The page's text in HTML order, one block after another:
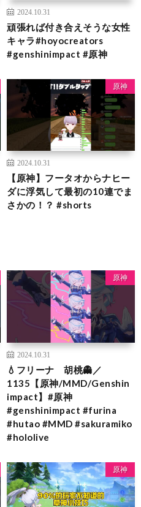
2024.10.31
頑張れば付き合えそうな女性
キャラ#hoyocreators
#genshinimpact #原神
原神
2024.10.31
【原神】フータオからナヒー
ダに浮気して最初の10連でま
さかの！？ #shorts
原神
2024.10.31
💧フリーナ 胡桃👻／
1135【原神/MMD/Genshin
impact】#原神
#genshinimpact #furina
#hutao #MMD #sakuramiko
#hololive
原神